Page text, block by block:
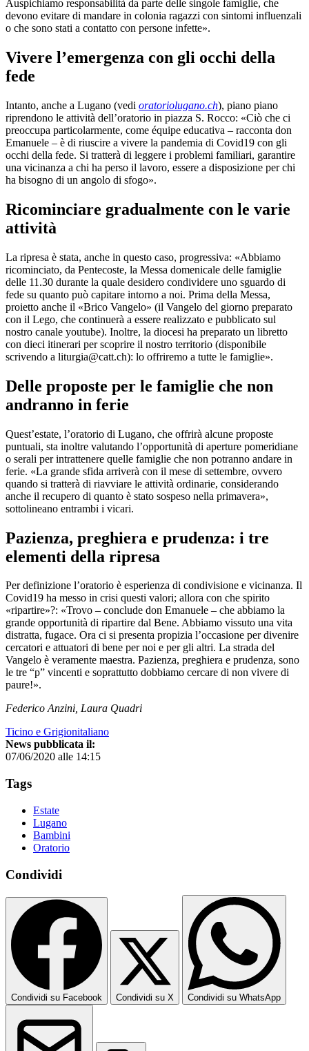
Auspichiamo responsabilità da parte delle singole famiglie, che
devono evitare di mandare in colonia ragazzi con sintomi influenzali
o che sono stati a contatto con persone infette».
Vivere l’emergenza con gli occhi della
fede
Intanto, anche a Lugano (vedi oratoriolugano.ch), piano piano
riprendono le attività dell’oratorio in piazza S. Rocco: «Ciò che ci
preoccupa particolarmente, come équipe educativa – racconta don
Emanuele – è di riuscire a vivere la pandemia di Covid19 con gli
occhi della fede. Si tratterà di leggere i problemi familiari, garantire
una vicinanza a chi ha perso il lavoro, essere a disposizione per chi
ha bisogno di un angolo di sfogo».
Ricominciare gradualmente con le varie
attività
La ripresa è stata, anche in questo caso, progressiva: «Abbiamo
ricominciato, da Pentecoste, la Messa domenicale delle famiglie
delle 11.30 durante la quale desidero condividere uno sguardo di
fede su quanto può capitare intorno a noi. Prima della Messa,
proietto anche il «Brico Vangelo» (il Vangelo del giorno preparato
con il Lego, che continuerà a essere realizzato e pubblicato sul
nostro canale youtube). Inoltre, la diocesi ha preparato un libretto
con dieci itinerari per scoprire il nostro territorio (disponibile
scrivendo a liturgia@catt.ch): lo offriremo a tutte le famiglie».
Delle proposte per le famiglie che non
andranno in ferie
Quest’estate, l’oratorio di Lugano, che offrirà alcune proposte
puntuali, sta inoltre valutando l’opportunità di aperture pomeridiane
o serali per intrattenere quelle famiglie che non potranno andare in
ferie. «La grande sfida arriverà con il mese di settembre, ovvero
quando si tratterà di riavviare le attività ordinarie, considerando
anche il recupero di quanto è stato sospeso nella primavera»,
sottolineano entrambi i vicari.
Pazienza, preghiera e prudenza: i tre
elementi della ripresa
Per definizione l’oratorio è esperienza di condivisione e vicinanza. Il
Covid19 ha messo in crisi questi valori; allora con che spirito
«ripartire»?: «Trovo – conclude don Emanuele – che abbiamo la
grande opportunità di ripartire dal Bene. Abbiamo vissuto una vita
distratta, fugace. Ora ci si presenta propizia l’occasione per divenire
cercatori e attuatori di bene per noi e per gli altri. La strada del
Vangelo è veramente maestra. Pazienza, preghiera e prudenza, sono
le tre “p” vincenti e soprattutto dobbiamo cercare di non vivere di
paure!».
Federico Anzini, Laura Quadri
Ticino e Grigionitaliano
News pubblicata il:
07/06/2020 alle 14:15
Tags
Estate
Lugano
Bambini
Oratorio
Condividi
Condividi su Facebook Condividi su X Condividi su WhatsApp